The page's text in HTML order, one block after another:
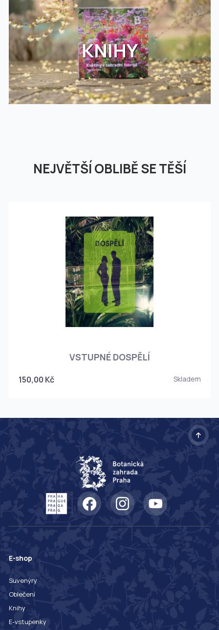
KNIHY
NEJVĚTŠÍ OBLIBĚ SE TĚŠÍ
VSTUPNÉ DOSPĚLÍ
150,00 Kč Skladem
E-shop
Suvenýry
Oblečení
Knihy
E-vstupenky